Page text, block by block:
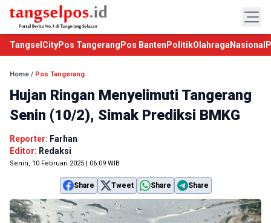
TangselCityPos Tangerang Pos Banten PolitikOlahraga Nasional
Home / Pos Tangerang
Hujan Ringan Menyelimuti Tangerang
Senin (10/2), Simak Prediksi BMKG
Reporter: Farhan
Editor: Redaksi
Senin, 10 Februari 2025 | 06:09 WIB
Share Tweet Share Share